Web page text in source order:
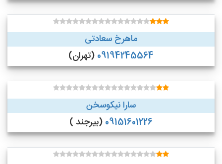
ماهرخ سعادتی
09194245564 (تهران)
سارا نیکوسخن
09151601226 (بیرجند )